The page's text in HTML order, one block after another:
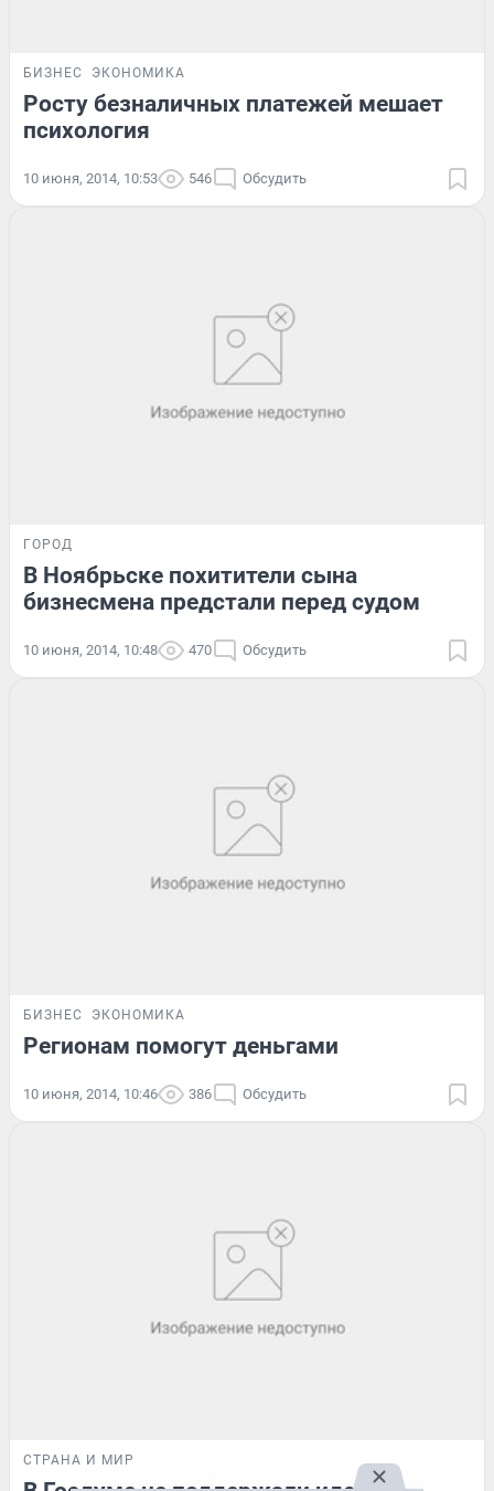
БИЗНЕС ЭКОНОМИКА
Росту безналичных платежей мешает
психология
10 июня, 2014, 10:53 546 Обсудить
ГОРОД
В Ноябрьске похитители сына
бизнесмена предстали перед судом
10 июня, 2014, 10:48 470 Обсудить
БИЗНЕС ЭКОНОМИКА
Регионам помогут деньгами
10 июня, 2014, 10:46 386 Обсудить
СТРАНА И МИР